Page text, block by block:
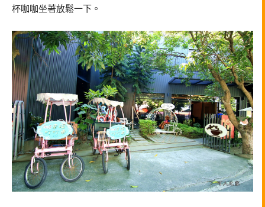
杯咖咖坐著放鬆一下。